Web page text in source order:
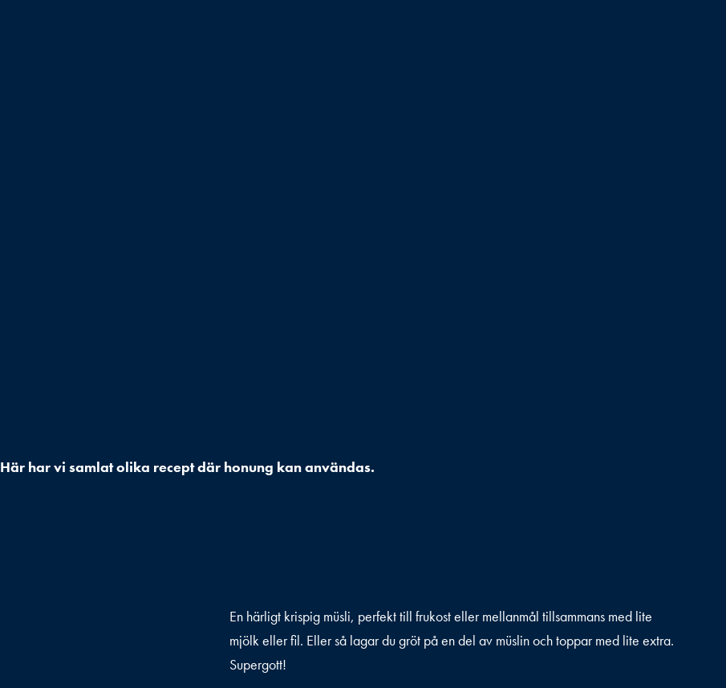
Här har vi samlat olika recept där honung kan användas.
En härligt krispig müsli, perfekt till frukost eller mellanmål tillsammans med lite
mjölk eller fil. Eller så lagar du gröt på en del av müslin och toppar med lite extra.
Supergott!